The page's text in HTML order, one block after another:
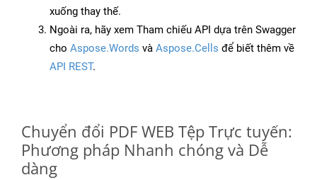
xuống thay thế.
Ngoài ra, hãy xem Tham chiếu API dựa trên Swagger
cho Aspose.Words và Aspose.Cells để biết thêm về
API REST.
Chuyển đổi PDF WEB Tệp Trực tuyến:
Phương pháp Nhanh chóng và Dễ
dàng